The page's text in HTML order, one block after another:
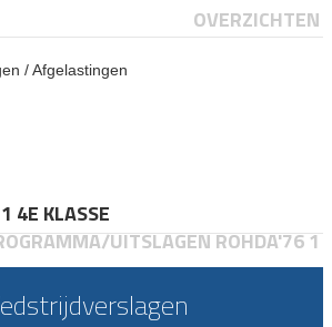
OVERZICHTEN
/ Afgelastingen
4E KLASSE
UITSLAGEN ROHDA'76 1